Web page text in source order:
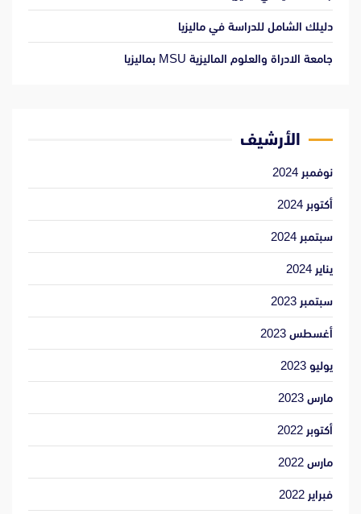
دليلك الشامل للدراسة في ماليزيا
جامعة الادراة والعلوم الماليزية MSU بماليزيا
الأرشيف
نوفمبر 2024
أكتوبر 2024
سبتمبر 2024
يناير 2024
سبتمبر 2023
أغسطس 2023
يوليو 2023
مارس 2023
أكتوبر 2022
مارس 2022
فبراير 2022